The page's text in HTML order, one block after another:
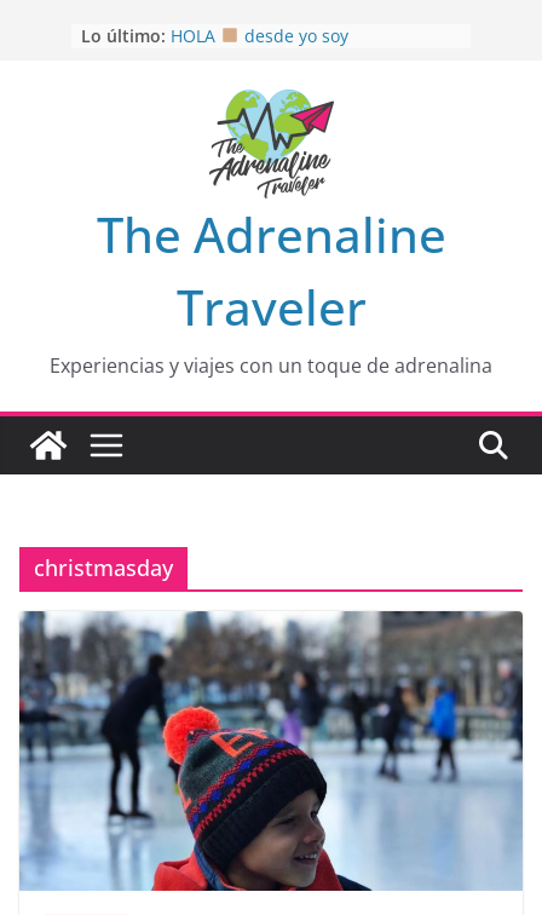
Lo último: HOLA
desde yo soy
EL SENDERO DEL CACAO: Excelente
opción
HOSPEDAJE AL NATURALSHH !!
OTRA PERSPECTIVA de RÍO EL
MULITO!
The Adrenaline
Traveler
Experiencias y viajes con un toque de adrenalina
christmasday